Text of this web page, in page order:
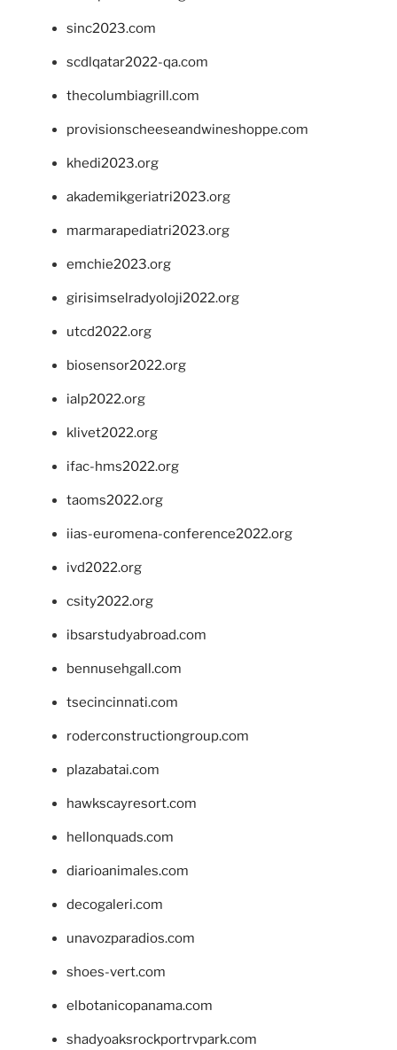
sinc2023.com
scdlqatar2022-qa.com
thecolumbiagrill.com
provisionscheeseandwineshoppe.com
khedi2023.org
akademikgeriatri2023.org
marmarapediatri2023.org
emchie2023.org
girisimselradyoloji2022.org
utcd2022.org
biosensor2022.org
ialp2022.org
klivet2022.org
ifac-hms2022.org
taoms2022.org
iias-euromena-conference2022.org
ivd2022.org
csity2022.org
ibsarstudyabroad.com
bennusehgall.com
tsecincinnati.com
roderconstructiongroup.com
plazabatai.com
hawkscayresort.com
hellonquads.com
diarioanimales.com
decogaleri.com
unavozparadios.com
shoes-vert.com
elbotanicopanama.com
shadyoaksrockportrvpark.com